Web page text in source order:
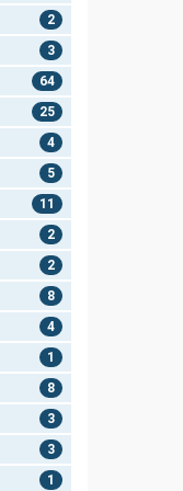
2
3
64
25
4
5
11
2
2
8
4
1
8
3
3
1